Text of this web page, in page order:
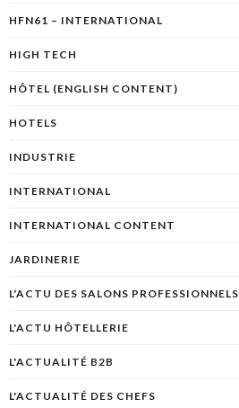
HFN61 – INTERNATIONAL
HIGH TECH
HÔTEL (ENGLISH CONTENT)
HOTELS
INDUSTRIE
INTERNATIONAL
INTERNATIONAL CONTENT
JARDINERIE
L'ACTU DES SALONS PROFESSIONNELS
L'ACTU HÔTELLERIE
L'ACTUALITÉ B2B
L'ACTUALITÉ DES CHEFS